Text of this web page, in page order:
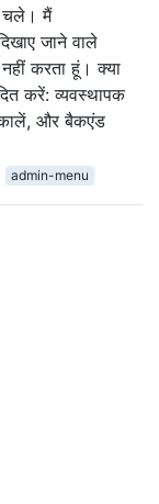
चले। मैं
जाने वाले
करता हूं। क्या
करें: व्यवस्थापक
और बैकएंड
admin-menu